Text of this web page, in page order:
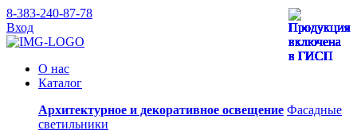
8-383-240-87-78
Вход
О нас
Каталог
Архитектурное и декоративное освещение Фасадные
светильники